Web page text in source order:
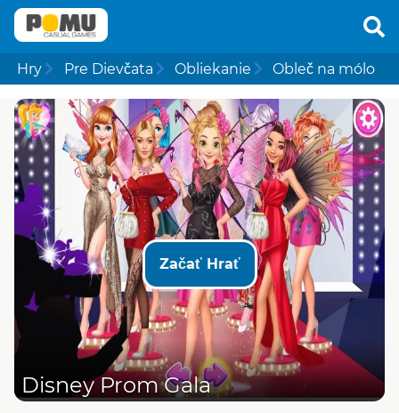
Hry Pre Dievčata Obliekanie Obleč na mólo
Začať Hrať
Disney Prom Gala